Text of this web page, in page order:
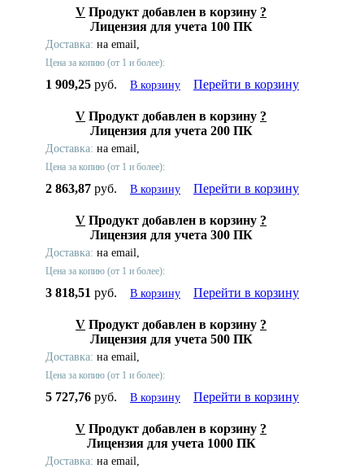
V Продукт добавлен в корзину ?
Лицензия для учета 100 ПК
Доставка: на email,
Цена за копию (от 1 и более):
1 909,25 руб. В корзину Перейти в корзину
V Продукт добавлен в корзину ?
Лицензия для учета 200 ПК
Доставка: на email,
Цена за копию (от 1 и более):
2 863,87 руб. В корзину Перейти в корзину
V Продукт добавлен в корзину ?
Лицензия для учета 300 ПК
Доставка: на email,
Цена за копию (от 1 и более):
3 818,51 руб. В корзину Перейти в корзину
V Продукт добавлен в корзину ?
Лицензия для учета 500 ПК
Доставка: на email,
Цена за копию (от 1 и более):
5 727,76 руб. В корзину Перейти в корзину
V Продукт добавлен в корзину ?
Лицензия для учета 1000 ПК
Доставка: на email,